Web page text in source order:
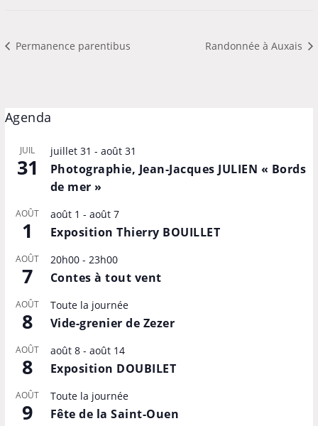
Permanence parentibus Randonnée à Auxais
Agenda
JUIL
31
juillet 31 - août 31
Photographie, Jean-Jacques JULIEN « Bords
de mer »
AOÛT
1
août 1 - août 7
Exposition Thierry BOUILLET
AOÛT
7
20h00- 23h00
Contes à tout vent
AOÛT
8
Toute la journée
Vide-grenier de Zezer
AOÛT
8
août 8- août 14
Exposition DOUBILET
AOÛT
9
Toute la journée
Fête de la Saint-Ouen